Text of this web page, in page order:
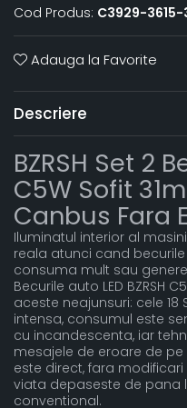
Cod Produs: C3929-
Adauga la Favorite
Descriere
BZRSH Set 2
C5W Sofit
Canbus Fara
Iluminatul interior al
reala atunci cand
consuma mult sau
Becurile auto LED BZRSH
aceste neajunsuri: cele 18
intensa, consumul este
cu incandescenta, iar
mesajele de eroare de
este direct, fara
viata depaseste de pana
conventional.